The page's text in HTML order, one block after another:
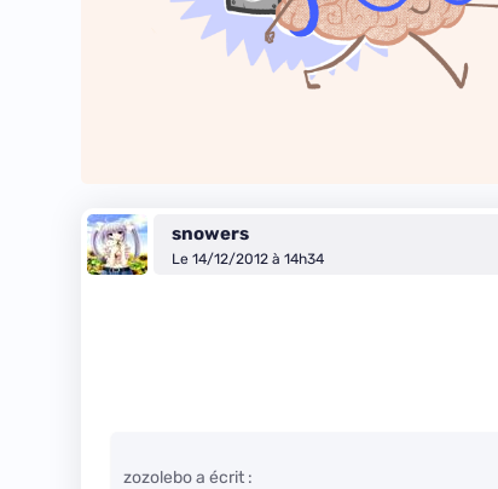
snowers
Le 14/12/2012 à 14h34
zozolebo a écrit :